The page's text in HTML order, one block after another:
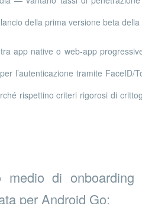
della prima versione beta
app native o web‑app
l’autenticazione tramite FaceID/
rispettino criteri rigorosi di
medio di
per Android Go;